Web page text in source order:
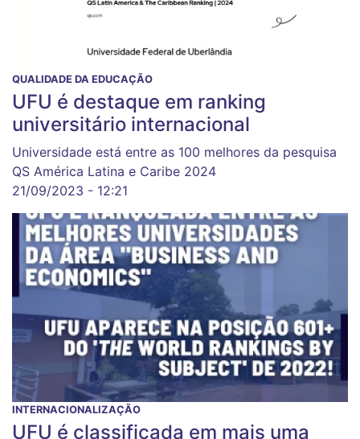
QUALIDADE DA EDUCAÇÃO
UFU é destaque em ranking
universitário internacional
Universidade está entre as 100 melhores da pesquisa
QS América Latina e Caribe 2024
21/09/2023 - 12:21
INTERNACIONALIZAÇÃO
UFU é classificada em mais uma